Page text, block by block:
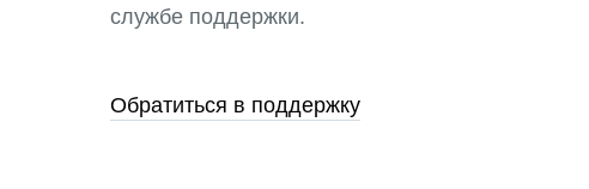
службе поддержки.
Обратиться в поддержку